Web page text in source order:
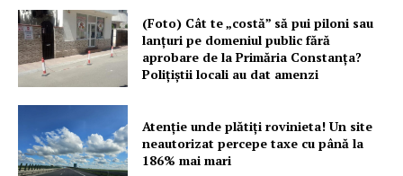
(Foto) Cât te „costă” să pui piloni sau
lanțuri pe domeniul public fără
aprobare de la Primăria Constanța?
Polițiștii locali au dat amenzi
Atenție unde plătiți rovinieta! Un site
neautorizat percepe taxe cu până la
186% mai mari